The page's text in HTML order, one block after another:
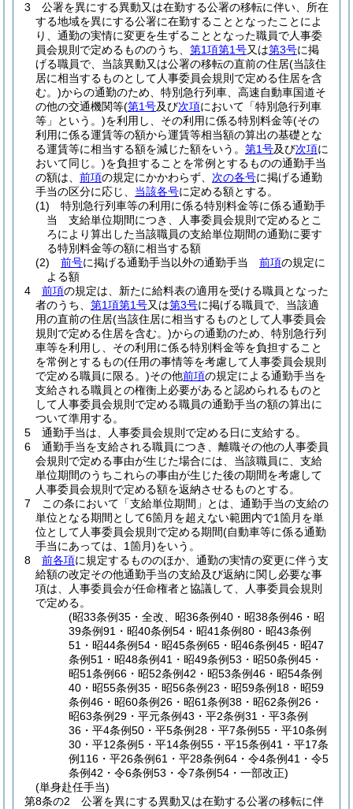
3
公署を異にする異動又は在勤する公署の移転に伴い、所在
する地域を異にする公署に在勤することとなったことによ
り、通勤の実情に変更を生ずることとなった職員で人事委
員会規則で定めるもののうち、 第1項第1号又は第3号に掲
げる職員で、当該異動又は公署の移転の直前の住居(当該住
居に相当するものとして人事委員会規則で定める住居を含
む。)からの通勤のため、特別急行列車、高速自動車国道そ
の他の交通機関等(第1号及び次項において「特別急行列車
等」という。)を利用し、その利用に係る特別料金等(その
利用に係る運賃等の額から運賃等相当額の算出の基礎とな
る運賃等に相当する額を減じた額をいう。 第1号及び次項に
おいて同じ。)を負担することを常例とするものの通勤手当
の額は、 前項の規定にかかわらず、 次の各号に掲げる通勤
手当の区分に応じ、 当該各号に定める額とする。
(1)
特別急行列車等の利用に係る特別料金等に係る通勤手
当 支給単位期間につき、人事委員会規則で定めるとこ
ろにより算出した当該職員の支給単位期間の通勤に要す
る特別料金等の額に相当する額
(2)
前号に掲げる通勤手当以外の通勤手当 前項の規定に
よる額
4
前項の規定は、新たに給料表の適用を受ける職員となった
者のうち、 第1項第1号又は第3号に掲げる職員で、当該適
用の直前の住居(当該住居に相当するものとして人事委員会
規則で定める住居を含む。)からの通勤のため、特別急行列
車等を利用し、その利用に係る特別料金等を負担すること
を常例とするもの(任用の事情等を考慮して人事委員会規則
で定める職員に限る。)その他前項の規定による通勤手当を
支給される職員との権衡上必要があると認められるものと
して人事委員会規則で定める職員の通勤手当の額の算出に
ついて準用する。
5
通勤手当は、人事委員会規則で定める日に支給する。
6
通勤手当を支給される職員につき、離職その他の人事委員
会規則で定める事由が生じた場合には、当該職員に、支給
単位期間のうちこれらの事由が生じた後の期間を考慮して
人事委員会規則で定める額を返納させるものとする。
7
この条において「支給単位期間」とは、通勤手当の支給の
単位となる期間として6箇月を超えない範囲内で1箇月を単
位として人事委員会規則で定める期間(自動車等に係る通勤
手当にあっては、1箇月)をいう。
8
前各項に規定するもののほか、通勤の実情の変更に伴う支
給額の改定その他通勤手当の支給及び返納に関し必要な事
項は、人事委員会が任命権者と協議して、人事委員会規則
で定める。
(昭33条例35・全改、昭36条例40・昭38条例46・昭
39条例91・昭40条例54・昭41条例80・昭43条例
51・昭44条例54・昭45条例65・昭46条例45・昭47
条例51・昭48条例41・昭49条例53・昭50条例45・
昭51条例66・昭52条例42・昭53条例46・昭54条例
40・昭55条例35・昭56条例23・昭59条例18・昭59
条例46・昭60条例26・昭61条例38・昭62条例26・
昭63条例29・平元条例43・平2条例31・平3条例
36・平4条例50・平5条例28・平7条例55・平10条例
30・平12条例5・平14条例55・平15条例41・平17条
例116・平26条例61・平28条例64・令4条例41・令5
条例42・令6条例53・令7条例54・一部改正)
(単身赴任手当)
第8条の2
公署を異にする異動又は在勤する公署の移転に伴